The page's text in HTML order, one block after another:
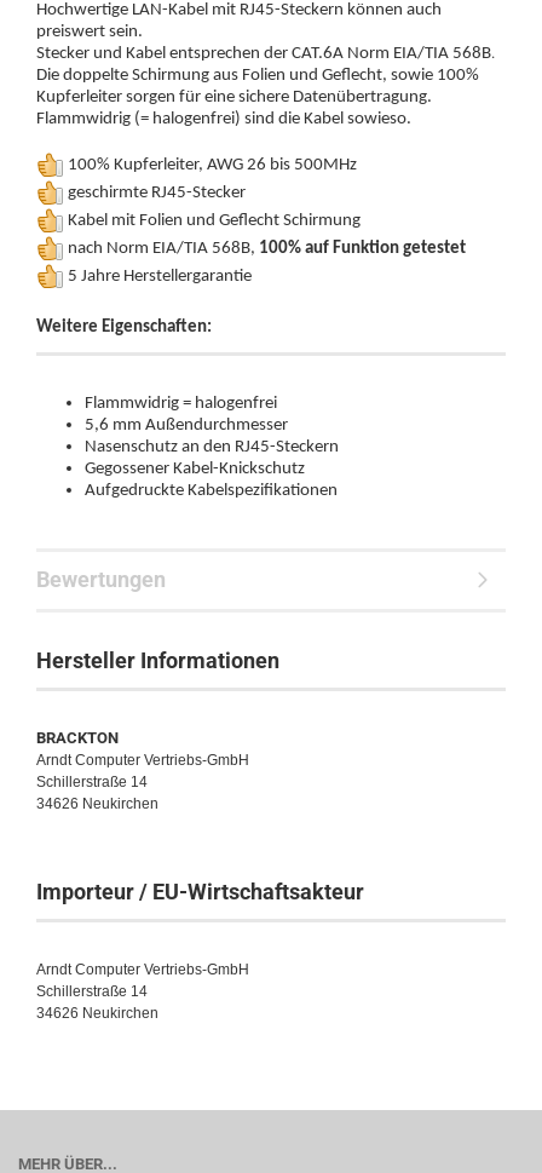
Hochwertige LAN-Kabel mit RJ45-Steckern können auch
preiswert sein.
Stecker und Kabel entsprechen der CAT.6A Norm EIA/TIA 568B.
Die doppelte Schirmung aus Folien und Geflecht, sowie 100%
Kupferleiter sorgen für eine sichere Datenübertragung.
Flammwidrig (= halogenfrei) sind die Kabel sowieso.
100% Kupferleiter, AWG 26 bis 500MHz
geschirmte RJ45-Stecker
Kabel mit Folien und Geflecht Schirmung
nach Norm EIA/TIA 568B, 100% auf Funktion getestet
5 Jahre Herstellergarantie
Weitere Eigenschaften:
Flammwidrig = halogenfrei
5,6 mm Außendurchmesser
Nasenschutz an den RJ45-Steckern
Gegossener Kabel-Knickschutz
Aufgedruckte Kabelspezifikationen
Bewertungen
Hersteller Informationen
BRACKTON
Arndt Computer Vertriebs-GmbH
Schillerstraße 14
34626 Neukirchen
Importeur / EU-Wirtschaftsakteur
Arndt Computer Vertriebs-GmbH
Schillerstraße 14
34626 Neukirchen
MEHR ÜBER...